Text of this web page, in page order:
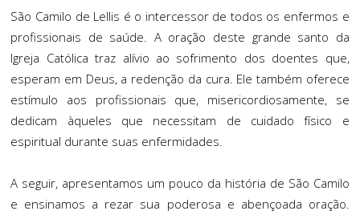
São Camilo de Lellis é o intercessor de todos os enfermos e
profissionais de saúde. A oração deste grande santo da
Igreja Católica traz alívio ao sofrimento dos doentes que,
esperam em Deus, a redenção da cura. Ele também oferece
estímulo aos profissionais que, misericordiosamente, se
dedicam àqueles que necessitam de cuidado físico e
espiritual durante suas enfermidades.
A seguir, apresentamos um pouco da história de São Camilo
e ensinamos a rezar sua poderosa e abençoada oração.